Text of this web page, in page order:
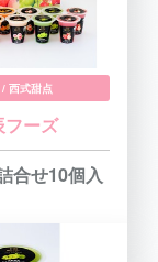
西式甜点
フーズ
合せ10個入